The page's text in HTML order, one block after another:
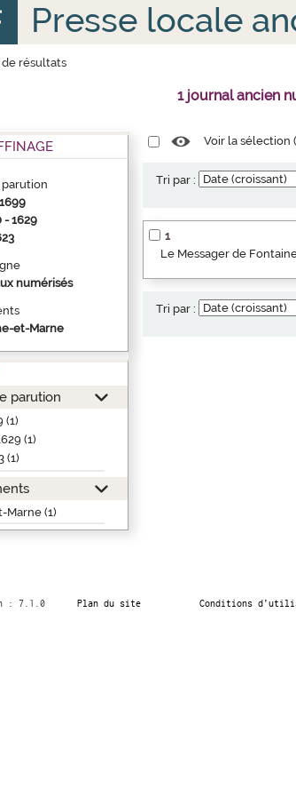
Presse locale
de résultats
1 journal ancien
- 1629
numérisés
et-Marne
parution
(1)
(1)
(1)
Marne (1)
Voir la sélection
Tri par :
1
Le Messager de
Tri par :
: 7.1.0 Plan du site Conditions